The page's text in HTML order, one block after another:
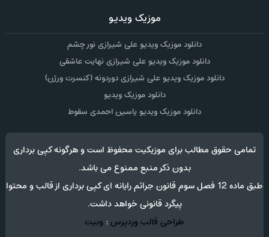
موزیک ویدیو
دانلود موزیک ویدیو علی شیرازی نور چشم
دانلود موزیک ویدیو علی شیرازی نهایت عاشقی
دانلود موزیک ویدیو علی شیرازی دوردونه (کنسرت ورژن)
دانلود موزیک ویدیو
دانلود موزیک ویدیو یاسین احمدی سقوط
تمامی حقوق مطالب برای موزیکیت محفوظ است و هرگونه کپی برداری
بدون ذکر منبع ممنوع می باشد.
طبق ماده 12 فصل سوم قانون جرائم رایانه ای کپی برداری از قالب و محتوا
پیگرد قانونی خواهد داشت.
طراحی قالب وردپرس: وبیت